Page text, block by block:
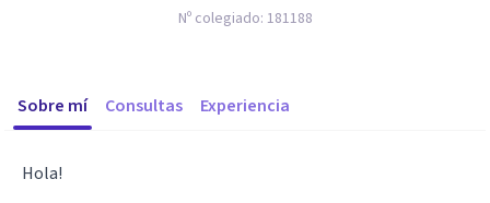
Nº colegiado: 181188
Sobre mí Consultas Experiencia
Hola!